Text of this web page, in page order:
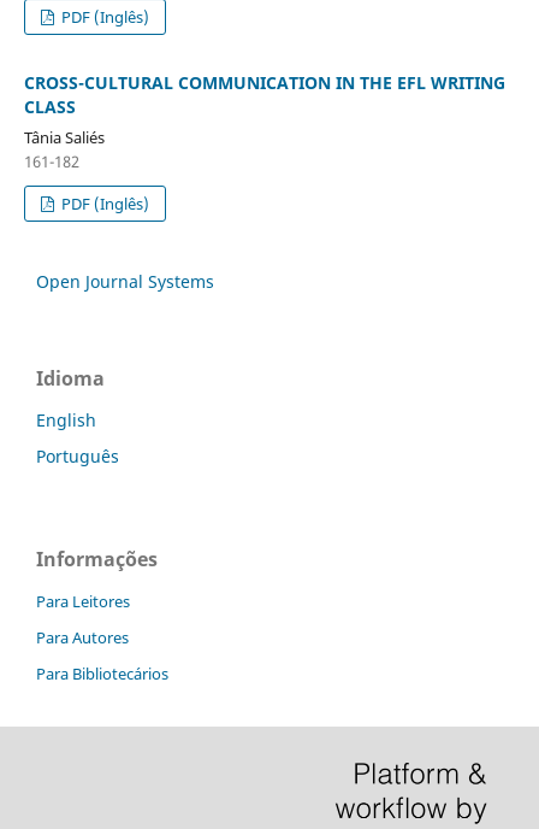
PDF (Inglês)
CROSS-CULTURAL COMMUNICATION IN THE EFL WRITING
CLASS
Tânia Saliés
161-182
PDF (Inglês)
Open Journal Systems
Idioma
English
Português
Informações
Para Leitores
Para Autores
Para Bibliotecários